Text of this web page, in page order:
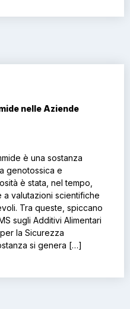
nelle Aziende
è una sostanza
genotossica e
è stata, nel tempo,
a valutazioni scientifiche
Tra queste, spiccano
sugli Additivi Alimentari
la Sicurezza
si genera […]